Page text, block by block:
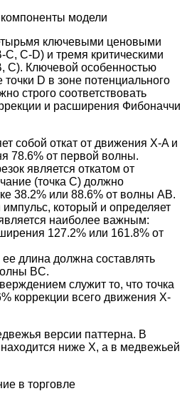
модели
ключевыми ценовыми
C-D) и тремя критическими
C). Ключевой особенностью
D в зоне потенциального
строго соответствовать
и расширения Фибоначчи
собой откат от движения X-A и
78.6% от первой волны.
является откатом от
(точка C) должно
38.2% или 88.6% от волны AB.
который и определяет
наиболее важным:
127.2% или 161.8% от
длина должна составлять
BC.
служит то, что точка
коррекции всего движения X-
версии паттерна. В
ниже X, а в медвежьей
в торговле